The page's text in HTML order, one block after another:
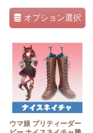
オプション選択
ウマ娘 プリティーダー